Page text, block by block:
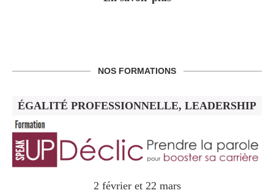
NOS FORMATIONS
ÉGALITÉ PROFESSIONNELLE, LEADERSHIP
2 février et 22 mars